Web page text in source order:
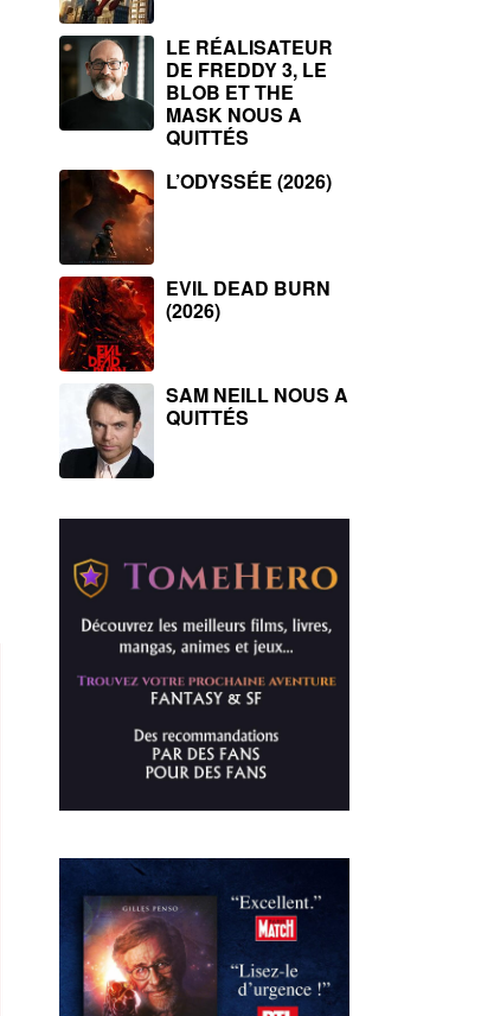
LE RÉALISATEUR
DE FREDDY 3, LE
BLOB ET THE
MASK NOUS A
QUITTÉS
L’ODYSSÉE (2026)
EVIL DEAD BURN
(2026)
SAM NEILL NOUS A
QUITTÉS